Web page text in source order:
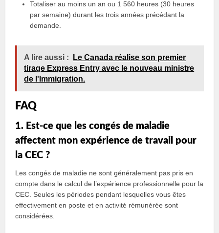
Totaliser au moins un an ou 1 560 heures (30 heures
par semaine) durant les trois années précédant la
demande.
A lire aussi :
Le Canada réalise son premier
tirage Express Entry avec le nouveau ministre
de l'Immigration.
FAQ
1. Est-ce que les congés de maladie
affectent mon expérience de travail pour
la CEC ?
Les congés de maladie ne sont généralement pas pris en
compte dans le calcul de l’expérience professionnelle pour la
CEC. Seules les périodes pendant lesquelles vous êtes
effectivement en poste et en activité rémunérée sont
considérées.